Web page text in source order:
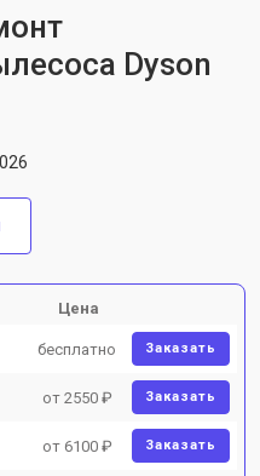
Dyson
Цена
бесплатно Заказать
от 2550 ₽ Заказать
от 6100 ₽ Заказать